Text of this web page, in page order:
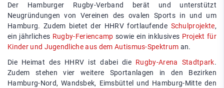
Der Hamburger Rugby-Verband berät und unterstützt
Neugründungen von Vereinen des ovalen Sports in und um
Hamburg. Zudem bietet der HHRV fortlaufende Schulprojekte,
ein jährliches Rugby-Feriencamp sowie ein inklusives Projekt für
Kinder und Jugendliche aus dem Autismus-Spektrum an.
Die Heimat des HHRV ist dabei die Rugby-Arena Stadtpark.
Zudem stehen vier weitere Sportanlagen in den Bezirken
Hamburg-Nord, Wandsbek, Eimsbüttel und Hamburg-Mitte den